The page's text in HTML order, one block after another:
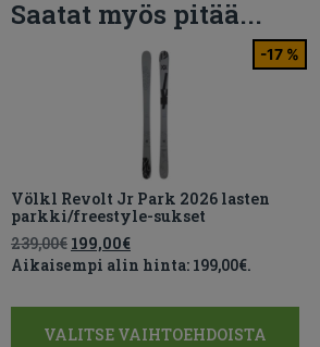
Saatat myös pitää...
-17 %
Völkl Revolt Jr Park 2026 lasten
parkki/freestyle-sukset
239,00€ 199,00€
Aikaisempi alin hinta: 199,00€.
VALITSE VAIHTOEHDOISTA